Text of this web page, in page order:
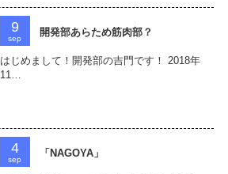
9
sep
開発部あらため筋肉部？
はじめまして！開発部の吉門です！ 2018年
11…
4
sep
「NAGOYA」